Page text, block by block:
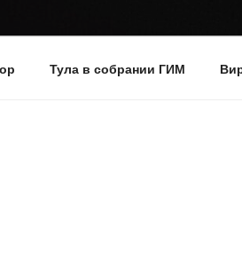
Тула в собрании ГИМ